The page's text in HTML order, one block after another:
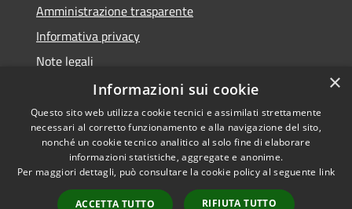
Amministrazione trasparente
Informativa privacy
Note legali
Dichiarazione di accessibilità
RSS
Accessibilità
Copyright © 2026 • Comune di
Municipium• Accesso
×
Informazioni sui cookie
Questo sito web utilizza cookie tecnici e assimilati strettamente
necessari al corretto funzionamento e alla navigazione del sito,
nonché un cookie tecnico analitico al solo fine di elaborare
informazioni statistiche, aggregate e anonime.
Per maggiori dettagli, può consultare la cookie policy al seguente link
ACCETTA TUTTO RIFIUTA TUTTO